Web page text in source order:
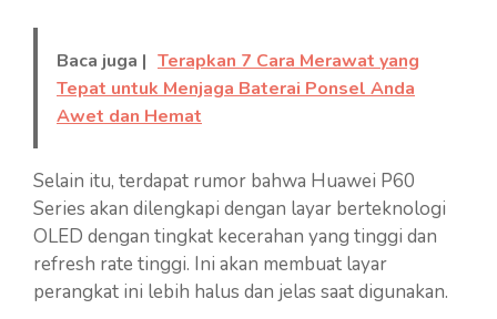
Baca juga | Terapkan 7 Cara Merawat yang
Tepat untuk Menjaga Baterai Ponsel Anda
Awet dan Hemat
Selain itu, terdapat rumor bahwa Huawei P60
Series akan dilengkapi dengan layar berteknologi
OLED dengan tingkat kecerahan yang tinggi dan
refresh rate tinggi. Ini akan membuat layar
perangkat ini lebih halus dan jelas saat digunakan.